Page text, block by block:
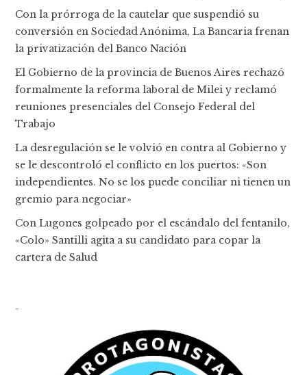
Con la prórroga de la cautelar que suspendió su
conversión en Sociedad Anónima, La Bancaria frenan
la privatización del Banco Nación
El Gobierno de la provincia de Buenos Aires rechazó
formalmente la reforma laboral de Milei y reclamó
reuniones presenciales del Consejo Federal del
Trabajo
La desregulación se le volvió en contra al Gobierno y
se le descontroló el conflicto en los puertos: «Son
independientes. No se los puede conciliar ni tienen un
gremio para negociar»
Con Lugones golpeado por el escándalo del fentanilo,
«Colo» Santilli agita a su candidato para copar la
cartera de Salud
-